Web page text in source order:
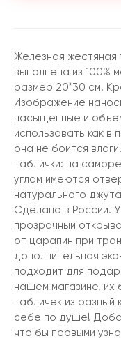
Железная жестяная
выполнена из 100%
размер 20*30 см.
Изображение
насыщенные и
использовать как в
она не боится
таблички: на
углам имеются
натурального
Сделано в России.
прозрачный
от царапин при
дополнительная
подходит для
нашем магазине, их
табличек из разный
себе по душе!
что бы первыми